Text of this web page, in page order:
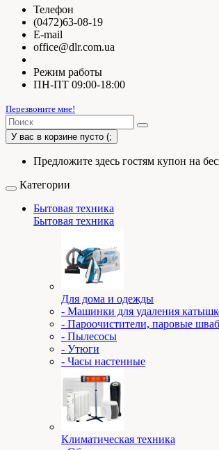
Телефон
(0472)63-08-19
E-mail
office@dlr.com.ua
Режим работы
ПН-ПТ 09:00-18:00
Перезвоните мне!
У вас в корзине пусто (;
Предложите здесь гостям купон на
Категории
Бытовая техника
Бытовая техника
Для дома и одежды
- Машинки для удаления
- Пароочистители, паровые
- Пылесосы
- Утюги
- Часы настенные
Климатическая техника